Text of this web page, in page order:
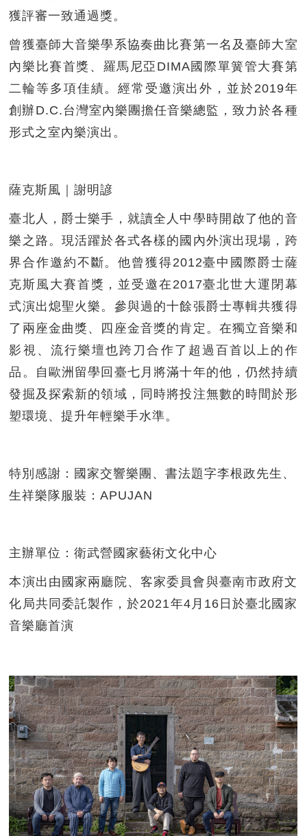
獲評審一致通過獎。
曾獲臺師大音樂學系協奏曲比賽第一名及臺師大室
內樂比賽首獎、羅馬尼亞DIMA國際單簧管大賽第
二輪等多項佳績。經常受邀演出外，並於2019年
創辦D.C.台灣室內樂團擔任音樂總監，致力於各種
形式之室內樂演出。
薩克斯風｜謝明諺
臺北人，爵士樂手，就讀全人中學時開啟了他的音
樂之路。現活躍於各式各樣的國內外演出現場，跨
界合作邀約不斷。他曾獲得2012臺中國際爵士薩
克斯風大賽首獎，並受邀在2017臺北世大運閉幕
式演出熄聖火樂。參與過的十餘張爵士專輯共獲得
了兩座金曲獎、四座金音獎的肯定。在獨立音樂和
影視、流行樂壇也跨刀合作了超過百首以上的作
品。自歐洲留學回臺七月將滿十年的他，仍然持續
發掘及探索新的領域，同時將投注無數的時間於形
塑環境、提升年輕樂手水準。
特別感謝：國家交響樂團、書法題字李根政先生、
生祥樂隊服裝：APUJAN
主辦單位：衛武營國家藝術文化中心
本演出由國家兩廳院、 客家委員會與臺南市政府文
化局共同委託製作，於2021年4月16日於臺北國家
音樂廳首演